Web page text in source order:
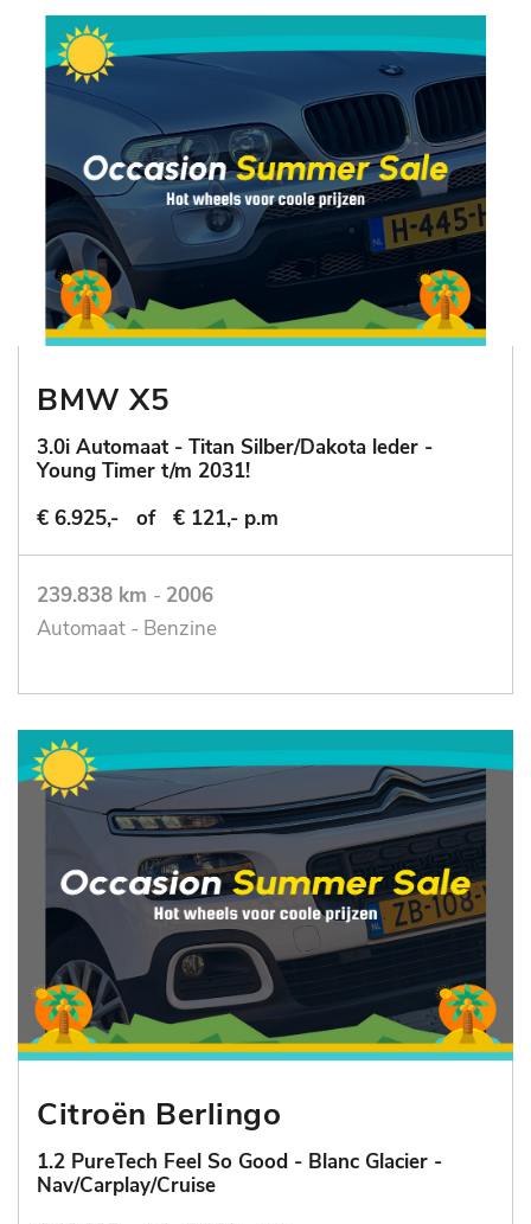
BMW X5
3.0i Automaat - Titan Silber/Dakota leder -
Young Timer t/m 2031!
€ 6.925,-
of € 121,- p.m
239.838 km - 2006
Automaat - Benzine
Citroën Berlingo
1.2 PureTech Feel So Good - Blanc Glacier -
Nav/Carplay/Cruise